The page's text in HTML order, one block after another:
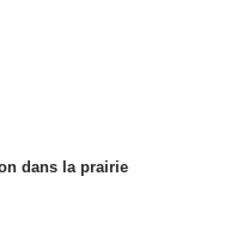
dans la prairie